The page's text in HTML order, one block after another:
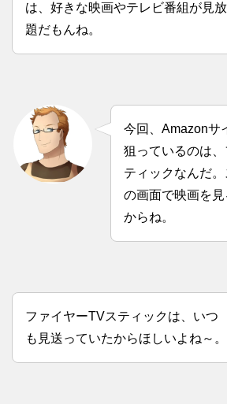
は、好きな映画やテレビ番組が見放
題だもんね。
今回、Amazonサ
狙っているのは
ティックなんだ
の画面で映画を
からね。
ファイヤーTVスティックは、いつ
も見送っていたからほしいよね～。